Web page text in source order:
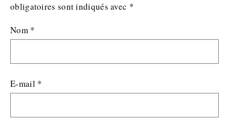
obligatoires sont indiqués avec *
Nom *
E-mail *